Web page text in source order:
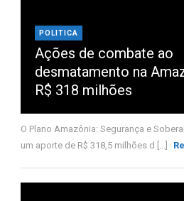
POLITICA
Ações de combate ao
desmatamento na
R$ 318 milhões
O Plano Amazônia: Segurança e
um aporte de R$ 318,5 milhões d [...]